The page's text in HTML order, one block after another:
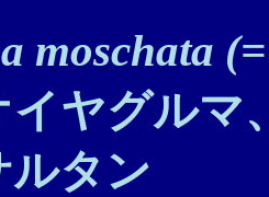
moschata
イヤグルマ
ルタン